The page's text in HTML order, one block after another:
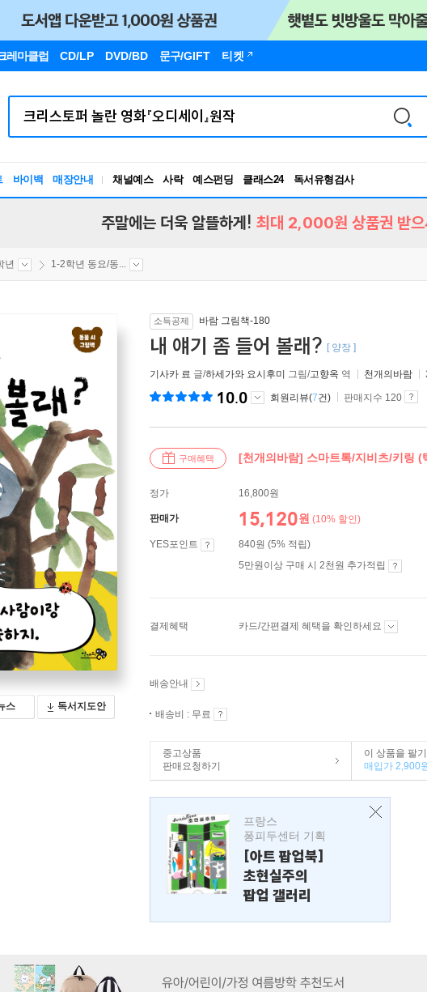
레마클럽 CD/LP DVD/BD 문구/GIFT 티켓
바이백 매장안내 채널예스 사락 예스펀딩 클래스24
독서유형검사
RBTI Lab
주말에는 더욱 알뜰하게! 최대 2,000원 상품권 받으
년 1-2학년 동요/동...
스 독서지도안
소득공제 바람 그림책-180
내 얘기 좀 들어 볼래? [ 양장 ]
기사카 료 글/하세가와 요시후미 그림/고향옥 역 천개의바람
10.0 회원리뷰(7건) 판매지수 120
구매혜택 [천개의바람] 스마트톡/지비츠/키링 (
정가 16,800원
판매가 15,120원 (10% 할인)
YES포인트
840원 (5% 적립)
5만원이상 구매 시 2천원 추가적립
결제혜택 카드/간편결제 혜택을 확인하세요
배송안내
배송비 : 무료
중고상품
판매요청하기
이 상품을 팔기
매입가 2,900
프랑스
퐁피두센터 기획
[아트 팝업북]
초현실주의
팝업 갤러리